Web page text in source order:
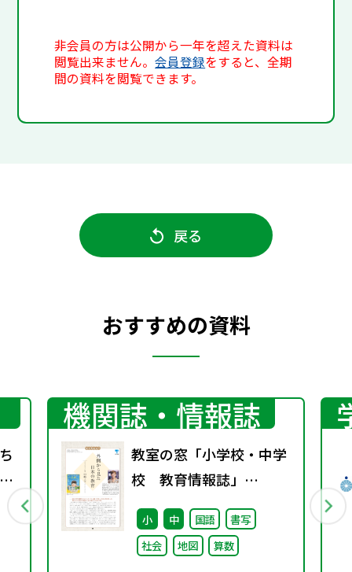
非会員の方は公開から一年を超えた資料は
閲覧出来ません。会員登録をすると、全期
間の資料を閲覧できます。
戻る
おすすめの資料
機関誌・情報誌
教室の窓「小学校・中学
校 教育情報誌」
vol.76 2025年9月発行
小 中 国語
書写
社会
地図 算数